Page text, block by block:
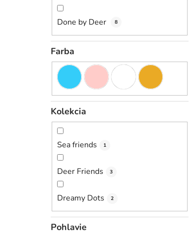
Done by Deer 8
Farba
Kolekcia
Sea friends 1
Deer Friends 3
Dreamy Dots 2
Pohlavie